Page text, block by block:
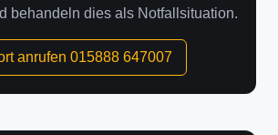
behandeln dies als Notfallsituation.
anrufen 015888 647007